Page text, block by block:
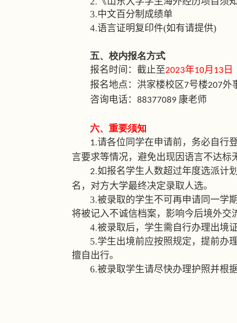
3.中文百分制成绩单
4.语言证明复印件(如有请提供)
五、校内报名方式
报名时间：截止至2023年10月 13 日
报名地点：洪家楼校区 7号楼207外
咨询电话： 88377089 康老师
六、重要须知
1.请各位同学在申请前，务必自行
言要求等情况，避免出现因语言不达标
2.如报名学生人数超过年度选派计
名，对方大学最终决定录取人选。
3.被录取的学生不可再申请同一学
将被记入不诚信档案，影响今后境外交
4.被录取后，学生需自行办理出境
5.学生出境前应按照规定，提前办
擅自出行。
6.被录取学生请尽快办理护照并根